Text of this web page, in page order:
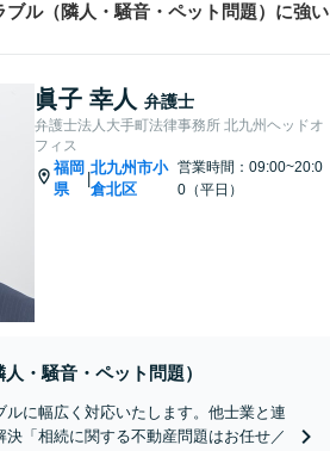
ル（隣人・騒音・ペット問題）に強い
眞子 幸人 弁護士
弁護士法人大手町法律事務所 北九州ヘッドオ
フィス
福岡
県
北九州市小
倉北区
営業時間：09:00~20:0
0（平日）
・騒音・ペット問題）
に幅広く対応いたします。他士業と連
「相続に関する不動産問題はお任せ／